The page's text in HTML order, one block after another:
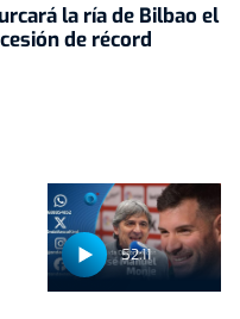
la ría de Bilbao el
de récord
52:11